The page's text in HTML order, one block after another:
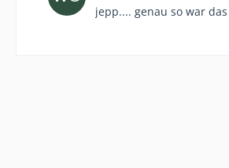
jepp.... genau so war